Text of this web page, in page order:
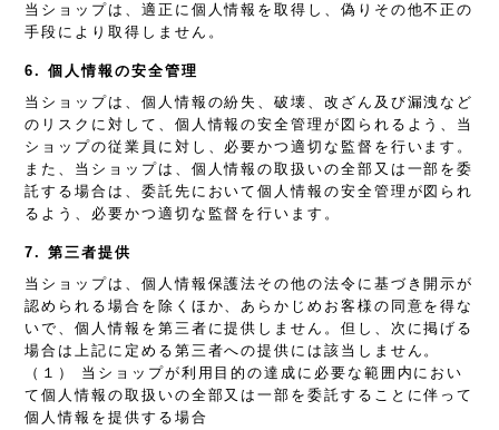
当ショップは、適正に個人情報を取得し、偽りその他不正の
手段により取得しません。
6. 個人情報の安全管理
当ショップは、個人情報の紛失、破壊、改ざん及び漏洩など
のリスクに対して、個人情報の安全管理が図られるよう、当
ショップの従業員に対し、必要かつ適切な監督を行います。
また、当ショップは、個人情報の取扱いの全部又は一部を委
託する場合は、委託先において個人情報の安全管理が図られ
るよう、必要かつ適切な監督を行います。
7. 第三者提供
当ショップは、個人情報保護法その他の法令に基づき開示が
認められる場合を除くほか、あらかじめお客様の同意を得な
いで、個人情報を第三者に提供しません。但し、次に掲げる
場合は上記に定める第三者への提供には該当しません。
（１） 当ショップが利用目的の達成に必要な範囲内におい
て個人情報の取扱いの全部又は一部を委託することに伴って
個人情報を提供する場合